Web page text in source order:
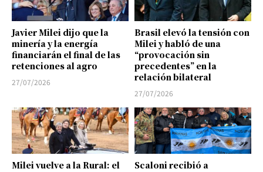
Javier Milei dijo que la
minería y la energía
financiarán el final de las
retenciones al agro
27/07/2026
Brasil elevó la tensión con
Milei y habló de una
“provocación sin
precedentes” en la
relación bilateral
27/07/2026
Milei vuelve a la Rural: el
Scaloni recibió a